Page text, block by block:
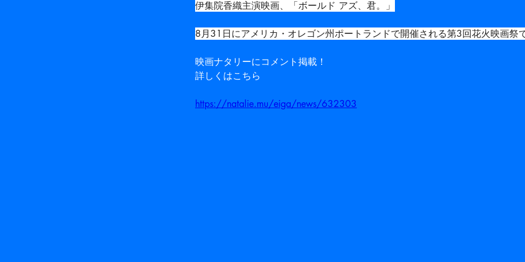
伊集院香織主演映画、「ボールド アズ、君。」
8月31日にアメリカ・オレゴン州ポートランドで開催される第3回花火映画祭
映画ナタリーにコメント掲載！
詳しくはこちら
https://natalie.mu/eiga/news/632303